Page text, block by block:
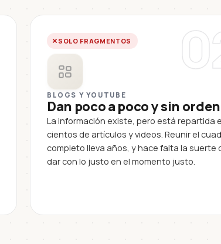
SOLO FRAGMENTOS
BLOGS Y YOUTUBE
Dan poco a poco y sin orden
La información existe, pero está repartida
cientos de artículos y videos. Reunir el
completo lleva años, y hace falta la suerte
dar con lo justo en el momento justo.